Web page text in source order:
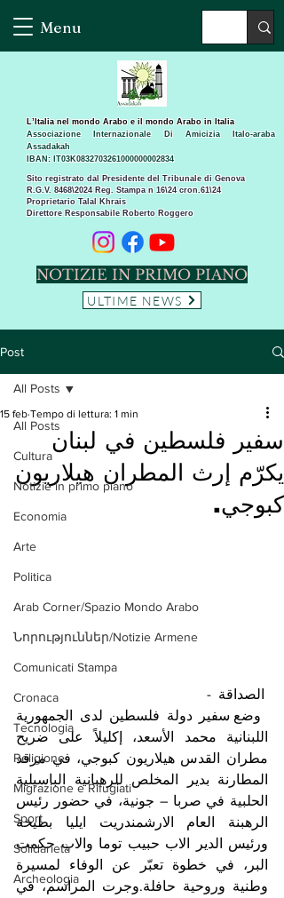
Menu
Sito registrato dal Presidente del Tribunale di Genova
R.G.V. 8468\2024 Reg. Stampa n 16\24 cron.61\24 ​
Proprietario Talal Khrais
Direttore Responsabile Roberto Roggero
L’Italia nel mondo Arabo e il mondo Arabo in Italia
Associazione Internazionale Di Amicizia Italo-araba
Assadakah
IBAN: IT03K0832703261000000002834
NOTIZIE IN PRIMO PIANO
ULTIME NEWS
Post
All Posts
Cultura
Notizie in primo piano
Economia
Arte
Politica
Arab Corner/Spazio Mondo Arabo
Նորություններ/Notizie Armene
Comunicati Stampa
Cronaca
Tecnologia
Religione
Migrazione e Rifugiati
Sport
Solidarietà
Archeologia
All Posts
سفير فلسطين في لبنان
يكرّم إرث المطران هيلاريون
كبوجي.
15 feb Tempo di lettura: 1 min
مطران القدس هيلاريون كبوجي، في مرقد
الرهبنة العام الارشمندريت ايليا بطيخة
ورئيس الدير الاب حبيب توما والاب حكمت
وطنية وروحية حافلة.وجرت المراسم، في